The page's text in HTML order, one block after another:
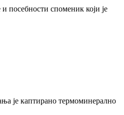
и посебности споменик који је
је каптирано термоминерално